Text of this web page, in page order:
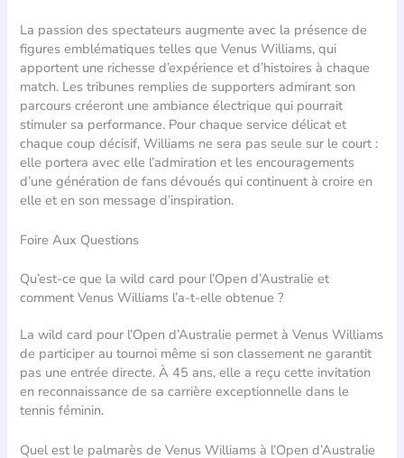
La passion des spectateurs augmente avec la présence de
figures emblématiques telles que Venus Williams, qui
apportent une richesse d’expérience et d’histoires à chaque
match. Les tribunes remplies de supporters admirant son
parcours créeront une ambiance électrique qui pourrait
stimuler sa performance. Pour chaque service délicat et
chaque coup décisif, Williams ne sera pas seule sur le court :
elle portera avec elle l’admiration et les encouragements
d’une génération de fans dévoués qui continuent à croire en
elle et en son message d’inspiration.
Foire Aux Questions
Qu’est-ce que la wild card pour l’Open d’Australie et
comment Venus Williams l’a-t-elle obtenue ?
La wild card pour l’Open d’Australie permet à Venus Williams
de participer au tournoi même si son classement ne garantit
pas une entrée directe. À 45 ans, elle a reçu cette invitation
en reconnaissance de sa carrière exceptionnelle dans le
tennis féminin.
Quel est le palmarès de Venus Williams à l’Open d’Australie